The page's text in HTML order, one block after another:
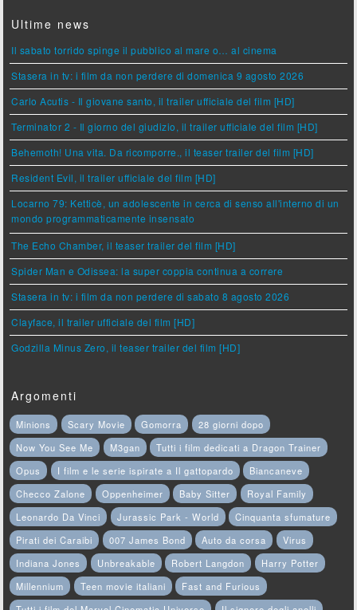
Ultime news
Il sabato torrido spinge il pubblico al mare o… al cinema
Stasera in tv: i film da non perdere di domenica 9 agosto 2026
Carlo Acutis - Il giovane santo, il trailer ufficiale del film [HD]
Terminator 2 - Il giorno del giudizio, il trailer ufficiale del film [HD]
Behemoth! Una vita. Da ricomporre., il teaser trailer del film [HD]
Resident Evil, il trailer ufficiale del film [HD]
Locarno 79: Ketticè, un adolescente in cerca di senso all'interno di un
mondo programmaticamente insensato
The Echo Chamber, il teaser trailer del film [HD]
Spider Man e Odissea: la super coppia continua a correre
Stasera in tv: i film da non perdere di sabato 8 agosto 2026
Clayface, il trailer ufficiale del film [HD]
Godzilla Minus Zero, il teaser trailer del film [HD]
Argomenti
Minions Scary Movie Gomorra
28 giorni dopo
Now You See Me
M3gan
Tutti i film dedicati a Dragon Trainer
Opus
I film e le serie ispirate a Il gattopardo
Biancaneve
Checco Zalone
Oppenheimer Baby Sitter
Royal Family
Leonardo Da Vinci
Jurassic Park - World
Cinquanta sfumature
Pirati dei Caraibi
007 James Bond Auto da corsa
Virus
Indiana Jones
Unbreakable Robert Langdon
Harry Potter
Millennium
Teen movie italiani
Fast and Furious